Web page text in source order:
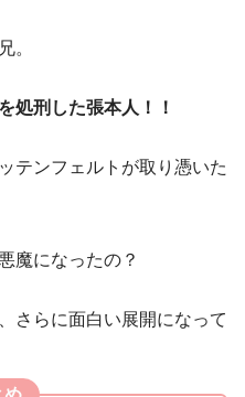
。
処刑した張本人！！
テンフェルトが取り憑いた
魔になったの？
さらに面白い展開になって